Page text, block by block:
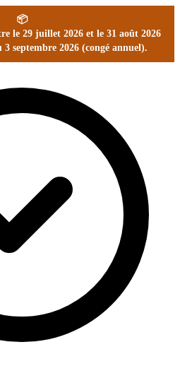
📦
le 29 juillet 2026 et le 31 août 2026
septembre 2026 (congé annuel).